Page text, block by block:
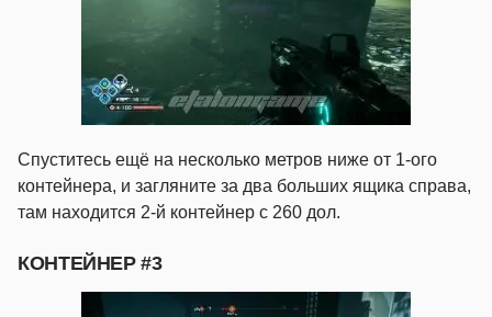
Спуститесь ещё на несколько метров ниже от 1-ого
контейнера, и загляните за два больших ящика справа,
там находится 2-й контейнер с 260 дол.
КОНТЕЙНЕР #3